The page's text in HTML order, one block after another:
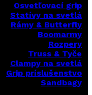
Osvetľovací grip
Statívy na svetlá
Rámy & Butterfly
Boomarmy
Rozpery
Truss & Tyče
Clampy na svetlá
Grip príslušenstvo
Sandbagy